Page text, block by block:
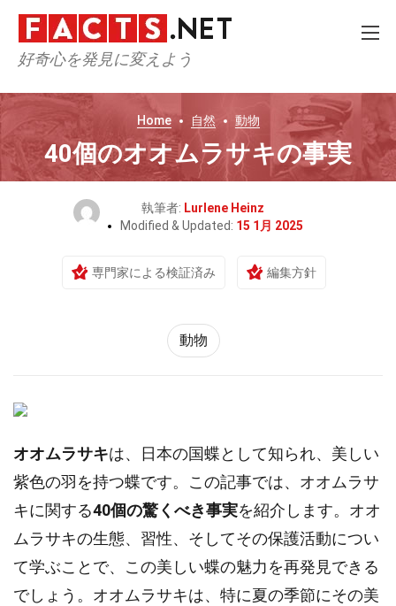
好奇心を発見に変えよう
Home 自然 動物
40個のオオムラサキの事実
執筆者: Lurlene Heinz
Modified & Updated: 15 1月 2025
専門家による検証済み 編集方針
動物
オオムラサキは、日本の国蝶として知られ、美しい
紫色の羽を持つ蝶です。この記事では、オオムラサ
キに関する40個の驚くべき事実を紹介します。オオ
ムラサキの生態、習性、そしてその保護活動につい
て学ぶことで、この美しい蝶の魅力を再発見できる
でしょう。オオムラサキは、特に夏の季節にその美